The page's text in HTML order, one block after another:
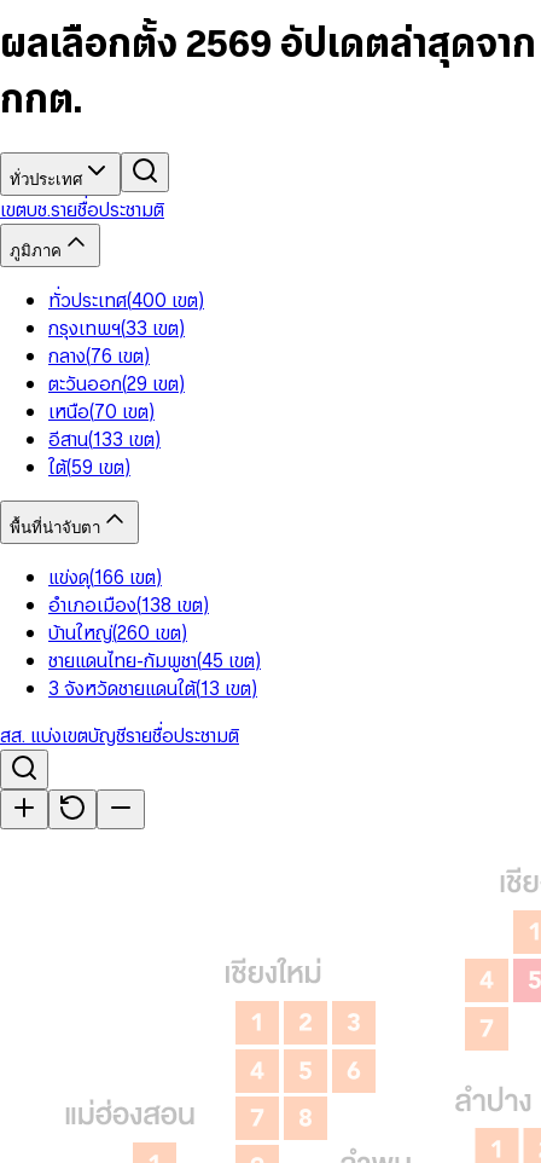
7
8
5
6
8
9
6
7
9
5
6
8
9
9
ผลเลือกตั้ง 2569 อัปเดตล่าสุดจาก
กกต.
ทั่วประเทศ
เขตบช.รายชื่อประชามติ
ภูมิภาค
ทั่วประเทศ(400 เขต)
กรุงเทพฯ(33 เขต)
กลาง(76 เขต)
ตะวันออก(29 เขต)
เหนือ(70 เขต)
อีสาน(133 เขต)
ใต้(59 เขต)
พื้นที่น่าจับตา
แข่งดุ(166 เขต)
อำเภอเมือง(138 เขต)
บ้านใหญ่(260 เขต)
ชายแดนไทย-กัมพูชา(45 เขต)
3 จังหวัดชายแดนใต้(13 เขต)
สส. แบ่งเขตบัญชีรายชื่อประชามติ